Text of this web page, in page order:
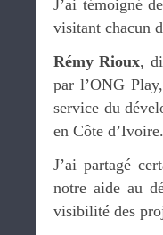
J’ai témoigné
visitant chacun
Rémy Rioux,
par l’ONG
service du
en Côte d’Ivoire.
J’ai partagé
notre aide au
visibilité des